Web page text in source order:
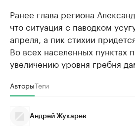
Ранее глава региона
что ситуация с паводком
апреля, а пик стихии
Во всех населенных пунктах
увеличению уровня гребня
АвторыТеги
Андрей Жукарев